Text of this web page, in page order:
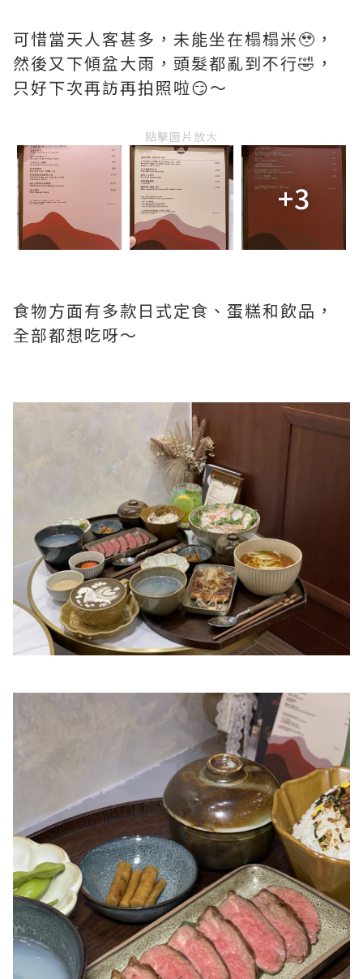
可惜當天人客甚多，未能坐在榻榻米🥹，
然後又下傾盆大雨，頭髮都亂到不行🤣，
只好下次再訪再拍照啦😏～
點擊圖片放大
+3
食物方面有多款日式定食、蛋糕和飲品，
全部都想吃呀～